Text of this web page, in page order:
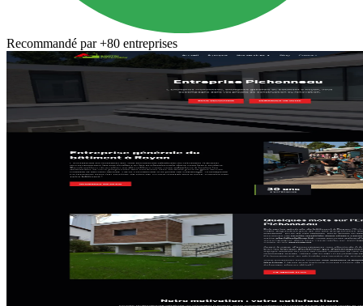
Recommandé par +80 entreprises